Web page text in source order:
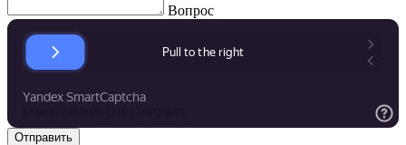
Вопрос